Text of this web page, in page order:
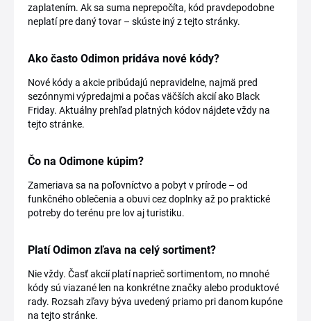
zaplatením. Ak sa suma neprepočíta, kód pravdepodobne
neplatí pre daný tovar – skúste iný z tejto stránky.
Ako často Odimon pridáva nové kódy?
Nové kódy a akcie pribúdajú nepravidelne, najmä pred
sezónnymi výpredajmi a počas väčších akcií ako Black
Friday. Aktuálny prehľad platných kódov nájdete vždy na
tejto stránke.
Čo na Odimone kúpim?
Zameriava sa na poľovníctvo a pobyt v prírode – od
funkčného oblečenia a obuvi cez doplnky až po praktické
potreby do terénu pre lov aj turistiku.
Platí Odimon zľava na celý sortiment?
Nie vždy. Časť akcií platí naprieč sortimentom, no mnohé
kódy sú viazané len na konkrétne značky alebo produktové
rady. Rozsah zľavy býva uvedený priamo pri danom kupóne
na tejto stránke.